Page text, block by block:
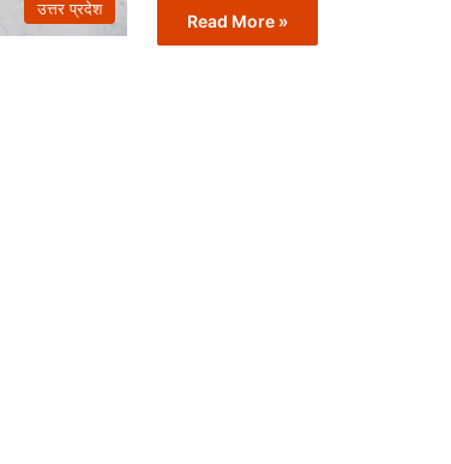
उत्तर प्रदेश
Read More »